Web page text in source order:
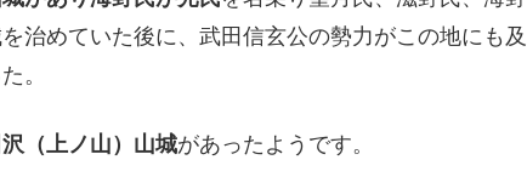
治めていた後に、武田信玄公の勢力がこの地にも及
。
（上ノ山）山城があったようです。